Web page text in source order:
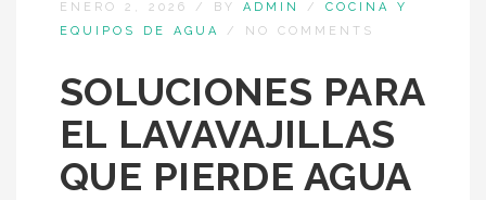
ENERO 2, 2026 / BY ADMIN / COCINA Y
EQUIPOS DE AGUA
/ NO COMMENTS
SOLUCIONES PARA
EL LAVAVAJILLAS
QUE PIERDE AGUA